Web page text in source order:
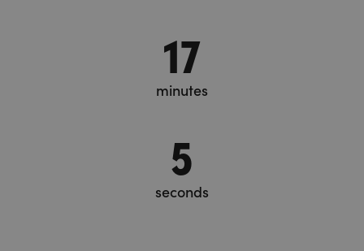
17
minutes
5
seconds